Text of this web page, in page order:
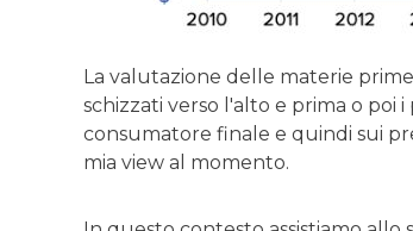
La valutazione delle materie
schizzati verso l'alto e prima o poi
consumatore finale e quindi sui
mia view al momento.